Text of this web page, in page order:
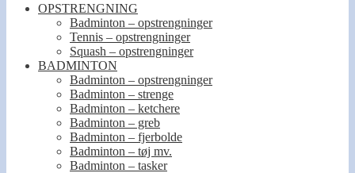
OPSTRENGNING
Badminton – opstrengninger
Tennis – opstrengninger
Squash – opstrengninger
BADMINTON
Badminton – opstrengninger
Badminton – strenge
Badminton – ketchere
Badminton – greb
Badminton – fjerbolde
Badminton – tøj mv.
Badminton – tasker